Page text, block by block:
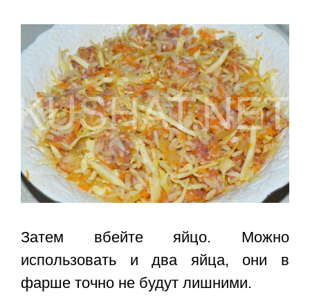
Затем вбейте яйцо. Можно
использовать и два яйца, они в
фарше точно не будут лишними.